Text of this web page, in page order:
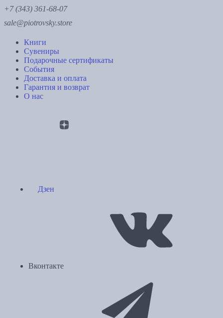
+7 (343) 361-68-07
sale@piotrovsky.store
Книги
Сувениры
Подарочные сертификаты
События
Доставка и оплата
Гарантия и возврат
О нас
Дзен
Вконтакте